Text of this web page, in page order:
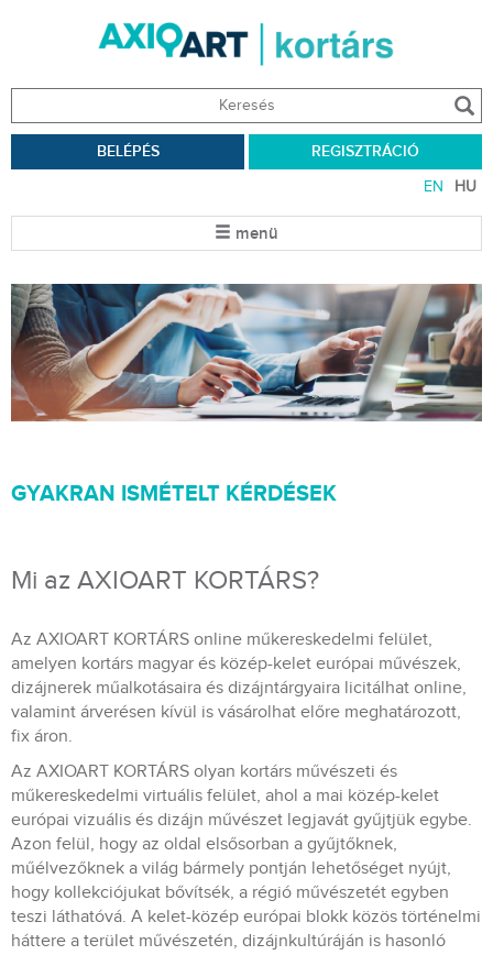
BELÉPÉS REGISZTRÁCIÓ
EN HU
menü
GYAKRAN ISMÉTELT KÉRDÉSEK
Mi az AXIOART KORTÁRS?
Az AXIOART KORTÁRS online műkereskedelmi felület,
amelyen kortárs magyar és közép-kelet európai művészek,
dizájnerek műalkotásaira és dizájntárgyaira licitálhat online,
valamint árverésen kívül is vásárolhat előre meghatározott,
fix áron.
Az AXIOART KORTÁRS olyan kortárs művészeti és
műkereskedelmi virtuális felület, ahol a mai közép-kelet
európai vizuális és dizájn művészet legjavát gyűjtjük egybe.
Azon felül, hogy az oldal elsősorban a gyűjtőknek,
műélvezőknek a világ bármely pontján lehetőséget nyújt,
hogy kollekciójukat bővítsék, a régió művészetét egyben
teszi láthatóvá. A kelet-közép európai blokk közös történelmi
háttere a terület művészetén, dizájnkultúráján is hasonló